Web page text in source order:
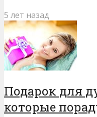
5 лет назад
Подарок для
которые